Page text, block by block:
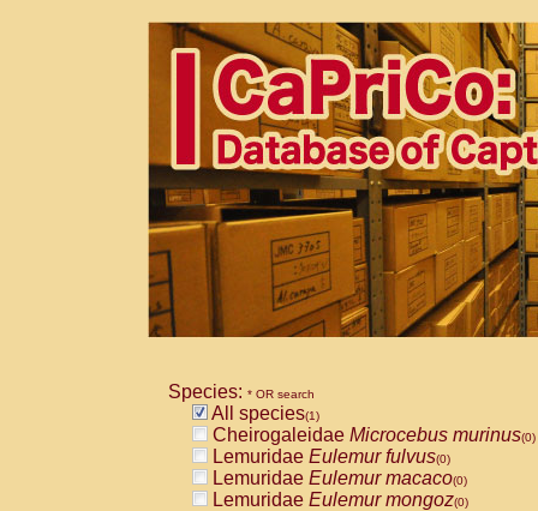
Species: * OR search
All species(1)
Cheirogaleidae Microcebus murinus(0)
Lemuridae Eulemur fulvus(0)
Lemuridae Eulemur macaco(0)
Lemuridae Eulemur mongoz(0)